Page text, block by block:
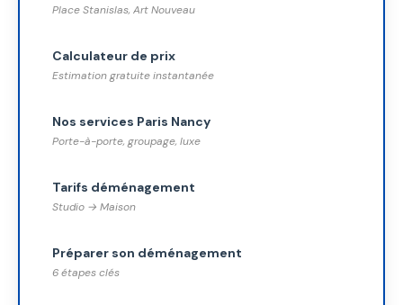
Place Stanislas, Art Nouveau
Calculateur de prix
Estimation gratuite instantanée
Nos services Paris Nancy
Porte-à-porte, groupage, luxe
Tarifs déménagement
Studio → Maison
Préparer son déménagement
6 étapes clés